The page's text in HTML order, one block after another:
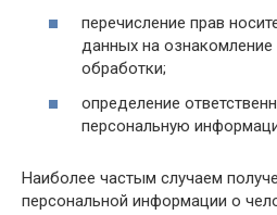
перечисление прав
данных на ознакомление
обработки;
определение
персональную
Наиболее частым случаем
персональной информации о